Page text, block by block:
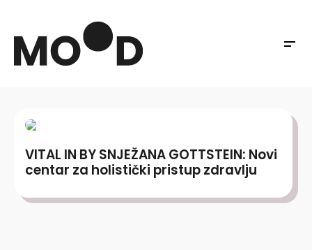
VITAL IN BY SNJEŽANA GOTTSTEIN: Novi
centar za holistički pristup zdravlju